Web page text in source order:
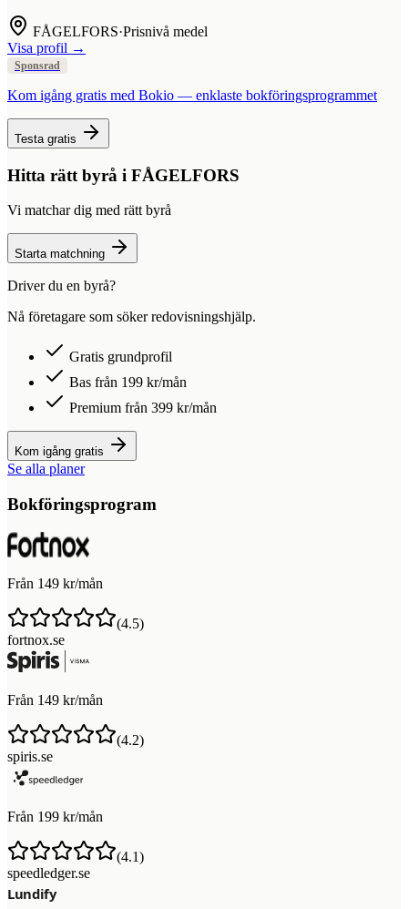
FÅGELFORS·Prisnivå medel
Visa profil →
Sponsrad
Kom igång gratis med Bokio — enklaste bokföringsprogrammet
Testa gratis
Hitta rätt byrå i FÅGELFORS
Vi matchar dig med rätt byrå
Starta matchning
Driver du en byrå?
Nå företagare som söker redovisningshjälp.
Gratis grundprofil
Bas från 199 kr/mån
Premium från 399 kr/mån
Kom igång gratis
Se alla planer
Bokföringsprogram
Från 149 kr/mån
(4.5)
fortnox.se
Från 149 kr/mån
(4.2)
spiris.se
Från 199 kr/mån
(4.1)
speedledger.se